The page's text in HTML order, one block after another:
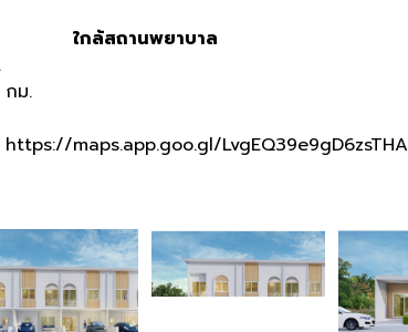
ใกล้สถานพยาบาล
กม.
https://maps.app.goo.gl/LvgEQ39e9gD6zsTHA